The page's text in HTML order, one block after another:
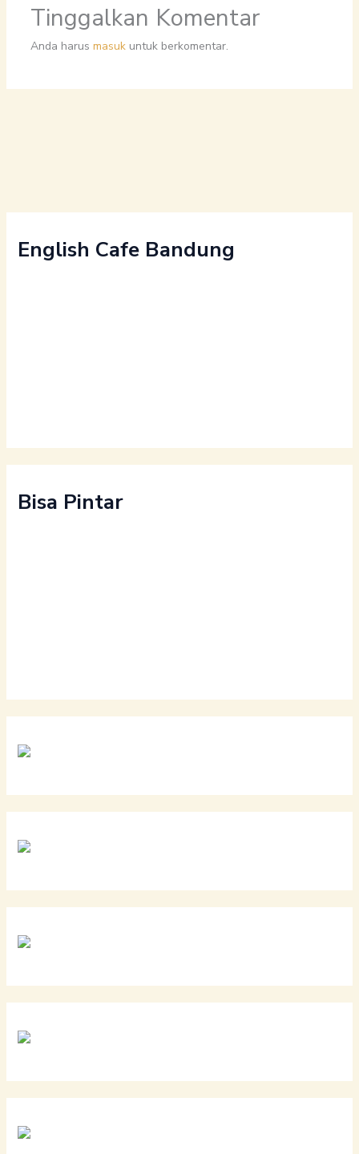
Tinggalkan Komentar
Anda harus masukuntuk berkomentar.
English Cafe Bandung
Bisa Pintar